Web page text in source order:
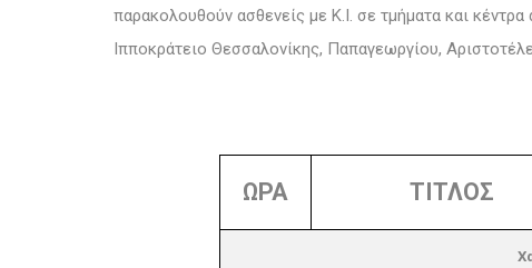
παρακολουθούν ασθενείς με Κ.Ι. σε τμήματα και
Ιπποκράτειο Θεσσαλονίκης, Παπαγεωργίου,
ΩΡΑ ΤΙΤΛΟΣ